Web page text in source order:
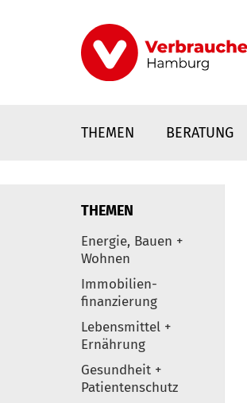
THEMEN BERATUNG
Elemente
THEMEN
Energie, Bauen +
Wohnen
Immobilien-
finanzierung
Lebensmittel +
Ernährung
Gesundheit +
Patientenschutz